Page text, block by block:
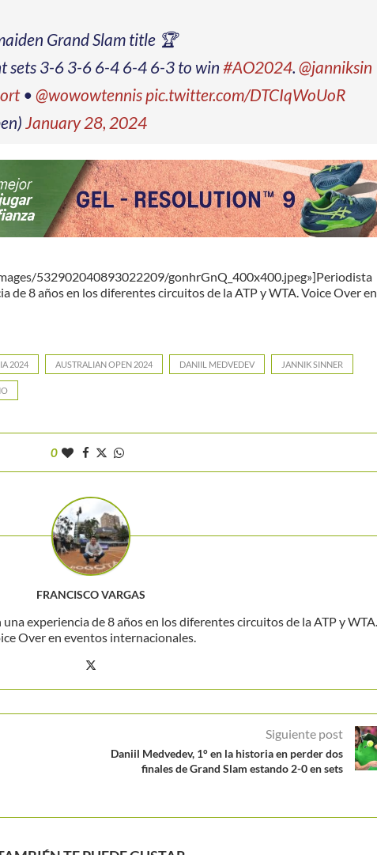
Grand Slam title 🏆
sets 3-6 3-6 6-4 6-4 6-3 to win #AO2024. @janniksin
• @wowowtennis pic.twitter.com/DTCIqWoUoR
January 28, 2024
532902040893022209/gonhrGnQ_400x400.jpeg»]Periodista
de 8 años en los diferentes circuitos de la ATP y WTA. Voice Over en
2024 AUSTRALIAN OPEN 2024 DANIIL MEDVEDEV JANNIK SINNER
0
FRANCISCO VARGAS
experiencia de 8 años en los diferentes circuitos de la ATP y WTA.
Over en eventos internacionales.
Siguiente post
Daniil Medvedev, 1° en la historia en perder dos
finales de Grand Slam estando 2-0 en sets